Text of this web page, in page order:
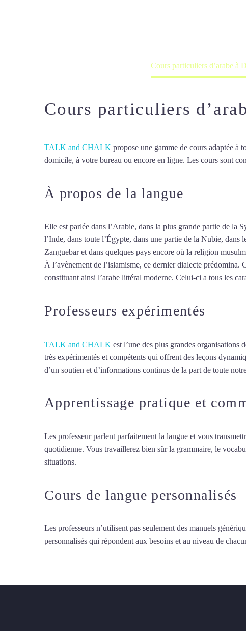
Cours particuliers d’arabe à
Cours particuliers
TALK and CHALK propose une gamme de cours adaptée à
domicile, à votre bureau ou encore en ligne. Les cours sont
À propos de la langue
Elle est parlée dans l’Arabie, dans la plus grande partie de la
l’Inde, dans toute l’Égypte, dans une partie de la Nubie,
Zanguebar et dans quelques pays encore où la religion
À l’avènement de l’islamisme, ce dernier dialecte
constituant ainsi l’arabe littéral moderne. Celui-ci a tous les
Professeurs expérimentés
TALK and CHALK est l’une des plus grandes organisations
très expérimentés et compétents qui offrent des leçons
d’un soutien et d’informations continus de la part de toute
Apprentissage pratique et
Les professeur parlent parfaitement la langue et vous
quotidienne. Vous travaillerez bien sûr la grammaire, le
situations.
Cours de langue personnalisés
Les professeurs n’utilisent pas seulement des manuels
personnalisés qui répondent aux besoins et au niveau de